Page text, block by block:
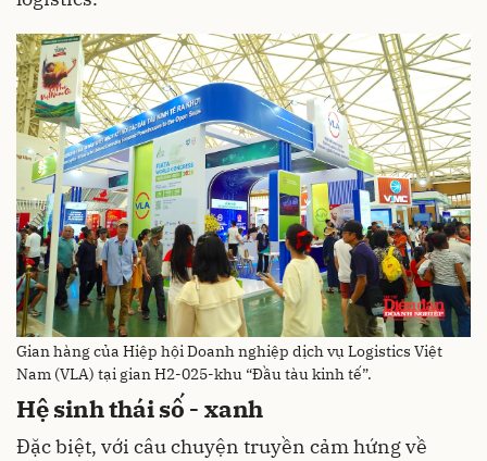
Gian hàng của Hiệp hội Doanh nghiệp dịch vụ Logistics Việt
Nam (VLA) tại gian H2-025-khu “Đầu tàu kinh tế”.
Hệ sinh thái số - xanh
Đặc biệt, với câu chuyện truyền cảm hứng về